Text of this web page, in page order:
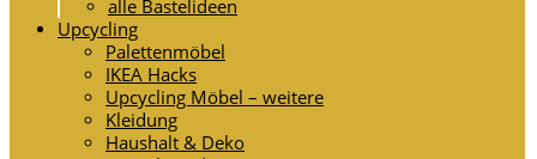
alle Bastelideen
Upcycling
Palettenmöbel
IKEA Hacks
Upcycling Möbel – weitere
Kleidung
Haushalt & Deko